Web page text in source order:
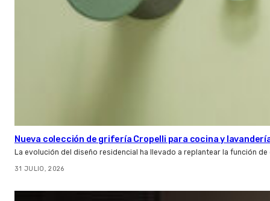
Nueva colección de grifería Cropelli para cocina y
La evolución del diseño residencial ha llevado a replantear la función
31 JULIO, 2026